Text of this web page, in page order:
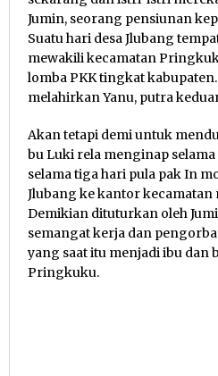
Jumin, seorang pensiunan
Suatu hari desa Jlubang
mewakili kecamatan
lomba PKK tingkat
melahirkan Yanu, putra
Akan tetapi demi untuk
bu Luki rela menginap
selama tiga hari pula pak In
Jlubang ke kantor
Demikian dituturkan oleh
semangat kerja dan
yang saat itu menjadi ibu dan
Pringkuku.